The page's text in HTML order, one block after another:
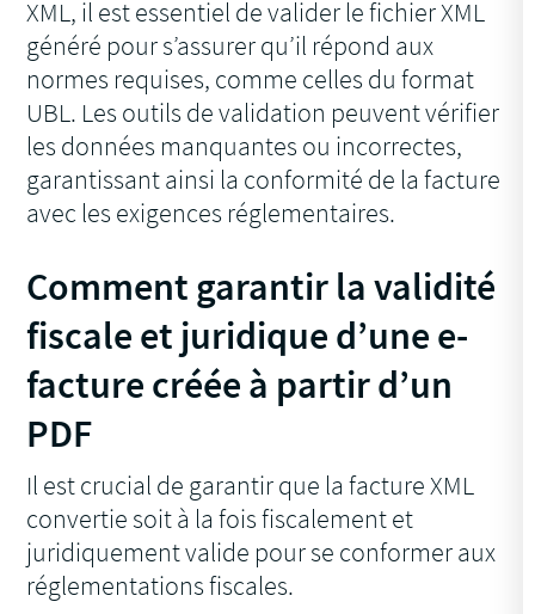
XML, il est essentiel de valider le fichier XML
généré pour s’assurer qu’il répond aux
normes requises, comme celles du format
UBL. Les outils de validation peuvent vérifier
les données manquantes ou incorrectes,
garantissant ainsi la conformité de la facture
avec les exigences réglementaires.
Comment garantir la validité
fiscale et juridique d’une e-
facture créée à partir d’un
PDF
Il est crucial de garantir que la facture XML
convertie soit à la fois fiscalement et
juridiquement valide pour se conformer aux
réglementations fiscales.